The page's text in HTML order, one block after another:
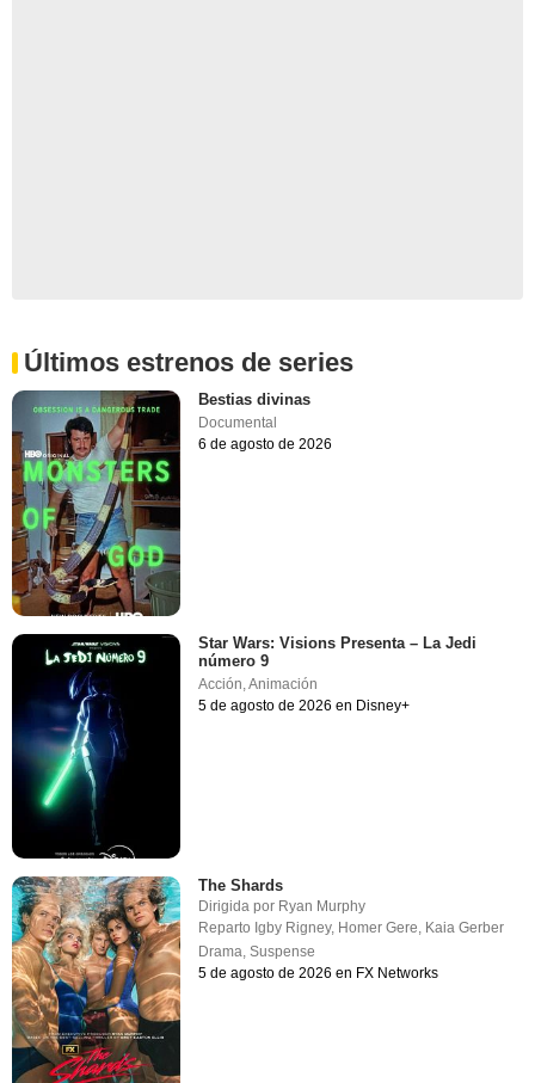
Últimos estrenos de series
Bestias divinas
Documental
6 de agosto de 2026
Star Wars: Visions Presenta – La Jedi
número 9
Acción ,Animación
5 de agosto de 2026 en Disney+
The Shards
Dirigida por Ryan Murphy
Reparto Igby Rigney, Homer Gere, Kaia Gerber
Drama,Suspense
5 de agosto de 2026 en FX Networks